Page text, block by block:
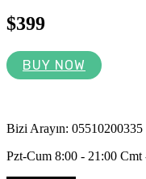
$399
BUY NOW
Bizi Arayın: 05510200335
Pzt-Cum 8:00 - 21:00 Cmt